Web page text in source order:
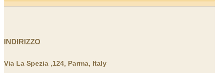
INDIRIZZO
Via La Spezia ,124, Parma, Italy